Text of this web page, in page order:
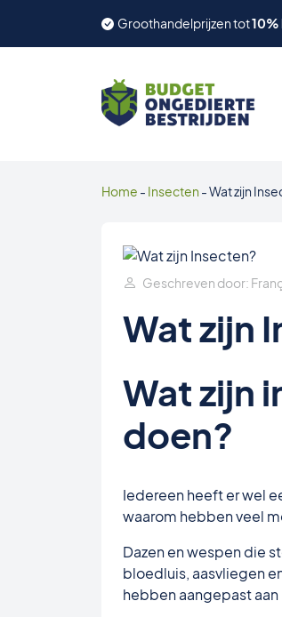
Groothandelprijzen tot
Home - Insecten -Wat zijn
Geschreven door:
Wat zijn
Wat zijn
doen?
Iedereen heeft er wel
waarom hebben veel
Dazen en wespen die
bloedluis, aasvliegen
hebben aangepast